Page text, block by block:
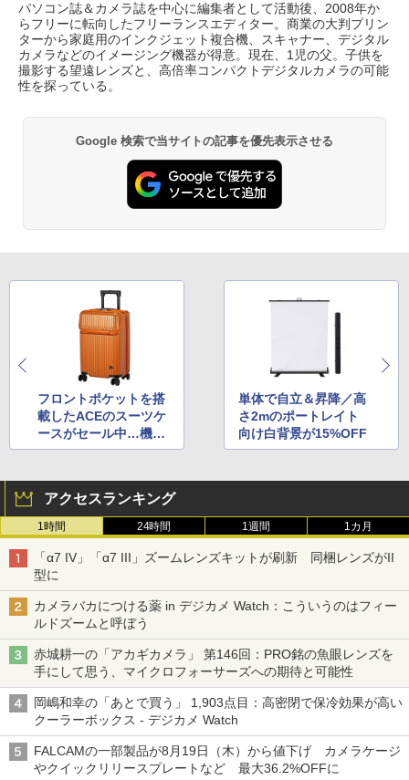
パソコン誌＆カメラ誌を中心に編集者として活動後、2008年か
らフリーに転向したフリーランスエディター。商業の大判プリン
ターから家庭用のインクジェット複合機、スキャナー、デジタル
カメラなどのイメージング機器が得意。現在、1児の父。子供を
撮影する望遠レンズと、高倍率コンパクトデジタルカメラの可能
性を探っている。
Google 検索で当サイトの記事を優先表示させる
フロントポケットを搭
載したACEのスーツケ
ースがセール中…機内
持ち込み対応サイズも
単体で自立＆昇降／高
さ2mのポートレイト
向け白背景が15%OFF
アクセスランキング
1時間 24時間 1週間 1カ月
「α7 IV」「α7 III」ズームレンズキットが刷新 同梱レンズがII
型に
カメラバカにつける薬 in デジカメ Watch：こういうのはフィー
ルドズームと呼ぼう
赤城耕一の「アカギカメラ」 第146回：PRO銘の魚眼レンズを
手にして思う、マイクロフォーサーズへの期待と可能性
岡嶋和幸の「あとで買う」 1,903点目：高密閉で保冷効果が高い
クーラーボックス - デジカメ Watch
FALCAMの一部製品が8月19日（木）から値下げ カメラケージ
やクイックリリースプレートなど 最大36.2%OFFに